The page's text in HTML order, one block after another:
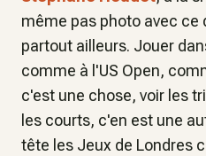
même pas photo avec ce
partout ailleurs. Jouer
comme à l'US Open,
c'est une chose, voir les
les courts, c'en est une
tête les Jeux de Londres